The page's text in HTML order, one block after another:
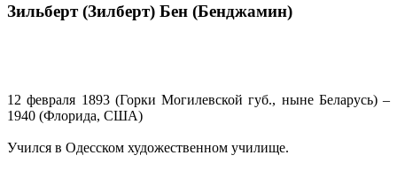
Зильберт (Зилберт) Бен (Бенджамин)
12 февраля 1893 (Горки Могилевской губ., ныне Беларусь) –
1940 (Флорида, США)
Учился в Одесском художественном училище.